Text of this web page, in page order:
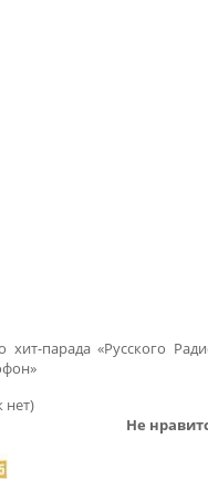
хит-парада «Русского
Не